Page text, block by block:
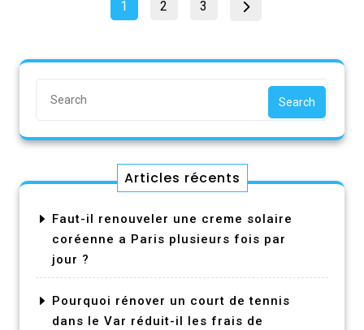
publications
Page
1 2 3
Search
Articles récents
Faut-il renouveler une creme solaire
coréenne a Paris plusieurs fois par
jour ?
Pourquoi rénover un court de tennis
dans le Var réduit-il les frais de